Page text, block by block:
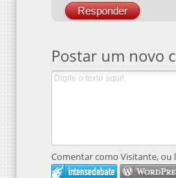
Responder
Postar um novo
Comentar como Visitante, ou